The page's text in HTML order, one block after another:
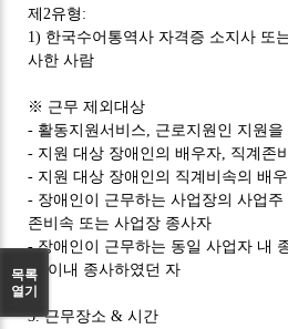
제 2유형 :
1) 한국수어통역사 자격증 소지사 또
사한 사람
※ 근무 제외대상
- 활동지원서비스
근로지원인 지원을
- 지원 대상 장애인의 배우자 직계존
- 지원 대상 장애인의 직계비속의 배우
- 장애인이 근무하는 사업장의 사업
존비속 또는 사업장 종사자
-장애인이 근무하는 동일 사업자 내
년 이내 종사하였던 자
3.근무장소&시간
목록
열기